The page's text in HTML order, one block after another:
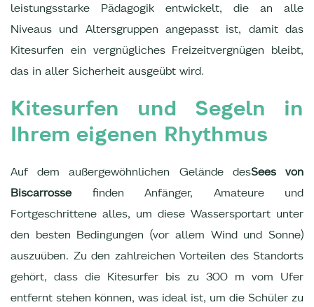
leistungsstarke Pädagogik entwickelt, die an alle
Niveaus und Altersgruppen angepasst ist, damit das
Kitesurfen ein vergnügliches Freizeitvergnügen bleibt,
das in aller Sicherheit ausgeübt wird.
Kitesurfen und Segeln in
Ihrem eigenen Rhythmus
Auf dem außergewöhnlichen Gelände desSees von
Biscarrossefinden Anfänger, Amateure und
Fortgeschrittene alles, um diese Wassersportart unter
den besten Bedingungen (vor allem Wind und Sonne)
auszuüben. Zu den zahlreichen Vorteilen des Standorts
gehört, dass die Kitesurfer bis zu 300 m vom Ufer
entfernt stehen können, was ideal ist, um die Schüler zu